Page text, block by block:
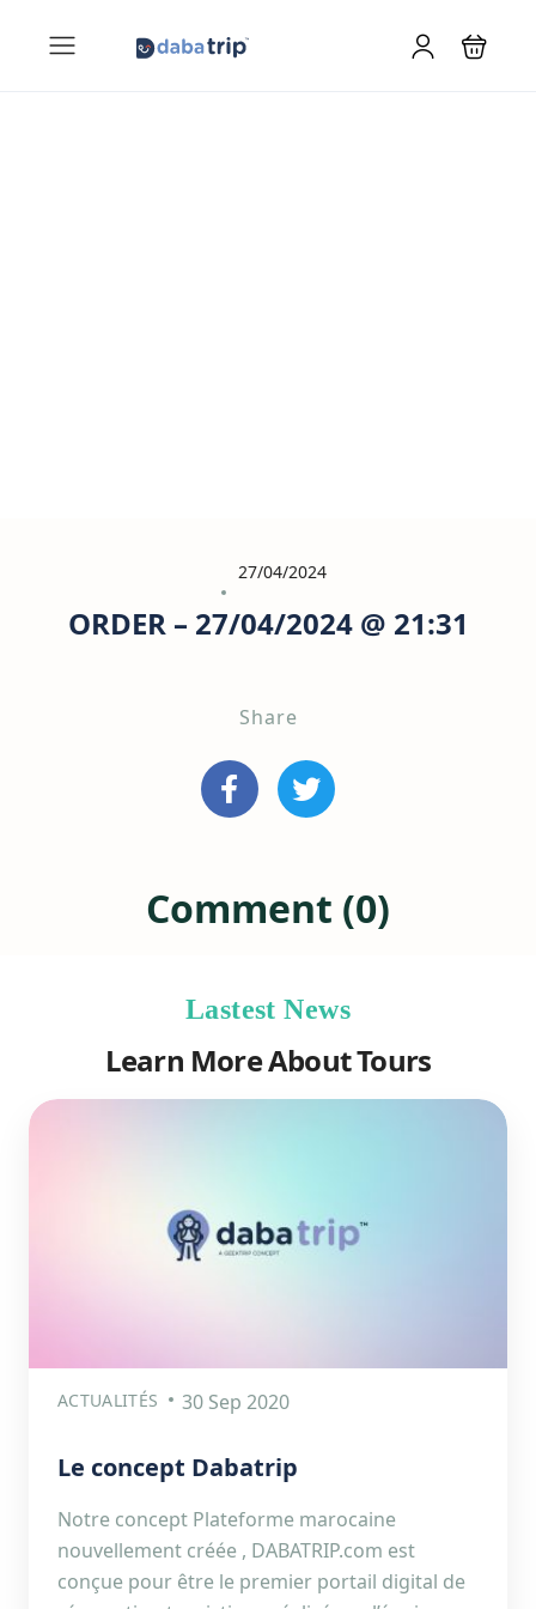
27/04/2024
ORDER – 27/04/2024 @ 21:31
Share
Comment (0)
Lastest News
Learn More About Tours
ACTUALITÉS 30 Sep 2020
Le concept Dabatrip
Notre concept Plateforme marocaine
nouvellement créée , DABATRIP.com est
conçue pour être le premier portail digital de